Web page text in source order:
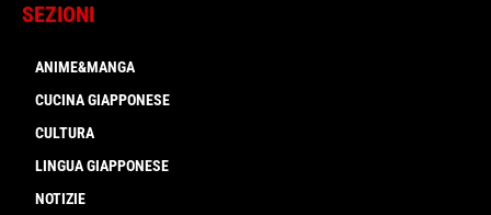
SEZIONI
ANIME&MANGA
CUCINA GIAPPONESE
CULTURA
LINGUA GIAPPONESE
NOTIZIE